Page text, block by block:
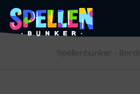
Spellenbunker -